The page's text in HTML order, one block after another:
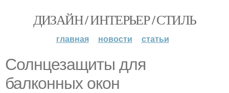
ДИЗАЙН / ИНТЕРЬЕР / СТИЛЬ
главная новости статьи
Солнцезащиты для
балконных окон